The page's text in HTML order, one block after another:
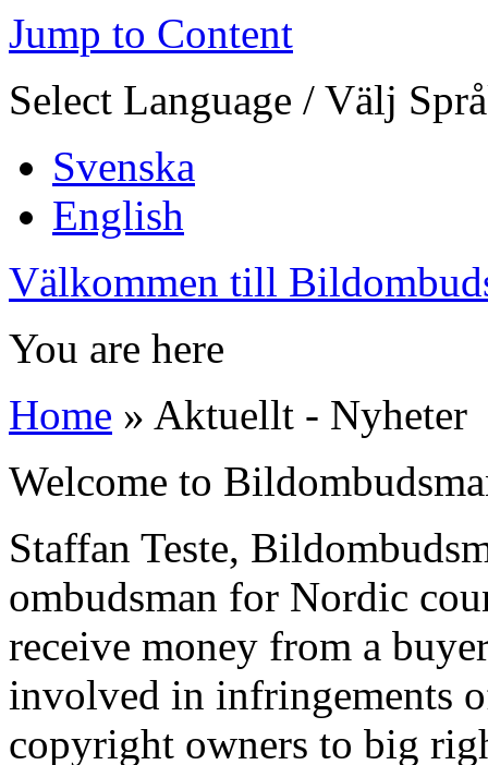
Jump to Content
Select Language / Välj
Svenska
English
Välkommen till
You are here
Home » Aktuellt - Nyheter
Welcome to
Staffan Teste,
ombudsman for Nordic
receive money from a
involved in infringements
copyright owners to big